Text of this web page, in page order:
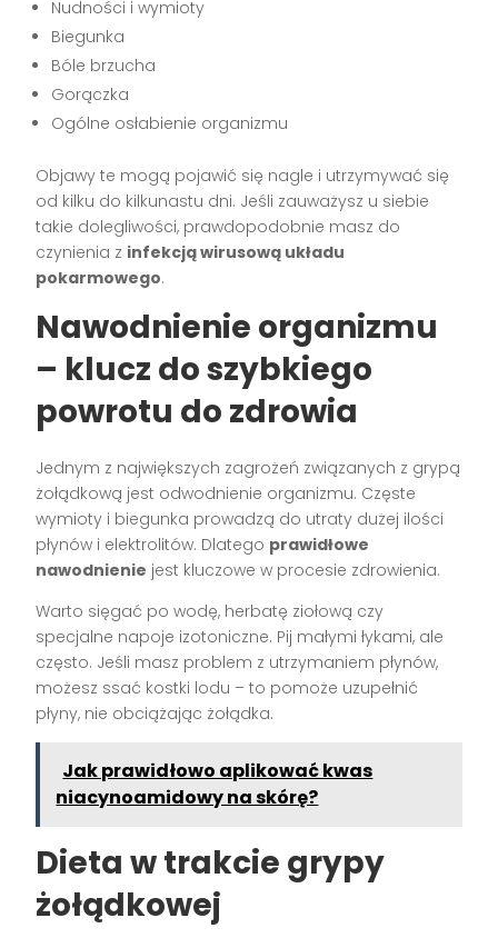
Nudności i wymioty
Biegunka
Bóle brzucha
Gorączka
Ogólne osłabienie organizmu
Objawy te mogą pojawić się nagle i utrzymywać się
od kilku do kilkunastu dni. Jeśli zauważysz u siebie
takie dolegliwości, prawdopodobnie masz do
czynienia z infekcją wirusową układu
pokarmowego.
Nawodnienie organizmu
– klucz do szybkiego
powrotu do zdrowia
Jednym z największych zagrożeń związanych z grypą
żołądkową jest odwodnienie organizmu. Częste
wymioty i biegunka prowadzą do utraty dużej ilości
płynów i elektrolitów. Dlatego prawidłowe
nawodnienie jest kluczowe w procesie zdrowienia.
Warto sięgać po wodę, herbatę ziołową czy
specjalne napoje izotoniczne. Pij małymi łykami, ale
często. Jeśli masz problem z utrzymaniem płynów,
możesz ssać kostki lodu – to pomoże uzupełnić
płyny, nie obciążając żołądka.
Jak prawidłowo aplikować kwas
niacynoamidowy na skórę?
Dieta w trakcie grypy
żołądkowej